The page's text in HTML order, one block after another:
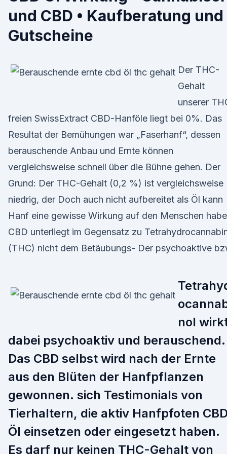
und CBD • Kaufberatung und
Gutscheine
Der THC-
Gehalt
unserer
freien SwissExtract CBD-Hanföle liegt bei 0%. Das
Resultat der Bemühungen war „Faserhanf“, dessen
berauschende Anbau und Ernte können
vergleichsweise schnell über die Bühne gehen. Der
Grund: Der THC-Gehalt (0,2 %) ist vergleichsweise
niedrig, der Doch auch nicht aufbereitet als Öl kann
Hanf eine gewisse Wirkung auf den Menschen
CBD unterliegt im Gegensatz zu
(THC) nicht dem Betäubungs- Der psychoaktive
nol
dabei psychoaktiv und berauschend.
Das CBD selbst wird nach der Ernte
aus den Blüten der Hanfpflanzen
gewonnen. sich Testimonials von
Tierhaltern, die aktiv Hanfpfoten CBD
Öl einsetzen oder eingesetzt haben.
Es darf nur keinen THC-Gehalt von